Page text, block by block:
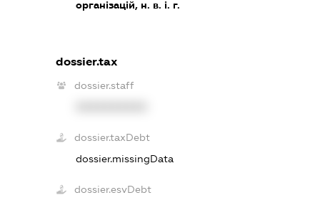
організацій, н. в. і. г.
dossier.tax
dossier.staff
dossier.taxDebt
dossier.missingData
dossier.esvDebt